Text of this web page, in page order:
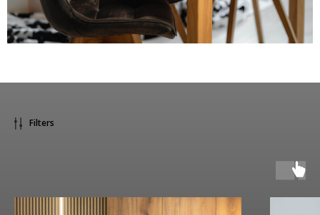
Filters